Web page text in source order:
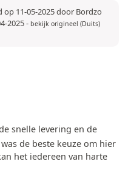
11-05-2025 door Bordzo
2025- bekijk origineel (Duits)
snelle levering en de
de beste keuze om hier
het iedereen van harte